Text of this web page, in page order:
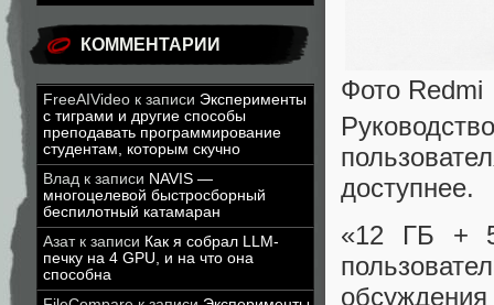
КОММЕНТАРИИ
FreeAIVideo к записи Эксперименты
с тиграми и другие способы
преподавать программирование
студентам, которым скучно
Влад к записи NAVIS —
многоцелевой быстросборный
беспилотный катамаран
Азатк записи Как я собрал LLM-
печку на 4 GPU, и на что она
способна
Фото Redmi
доступнее.
«12 ГБ +